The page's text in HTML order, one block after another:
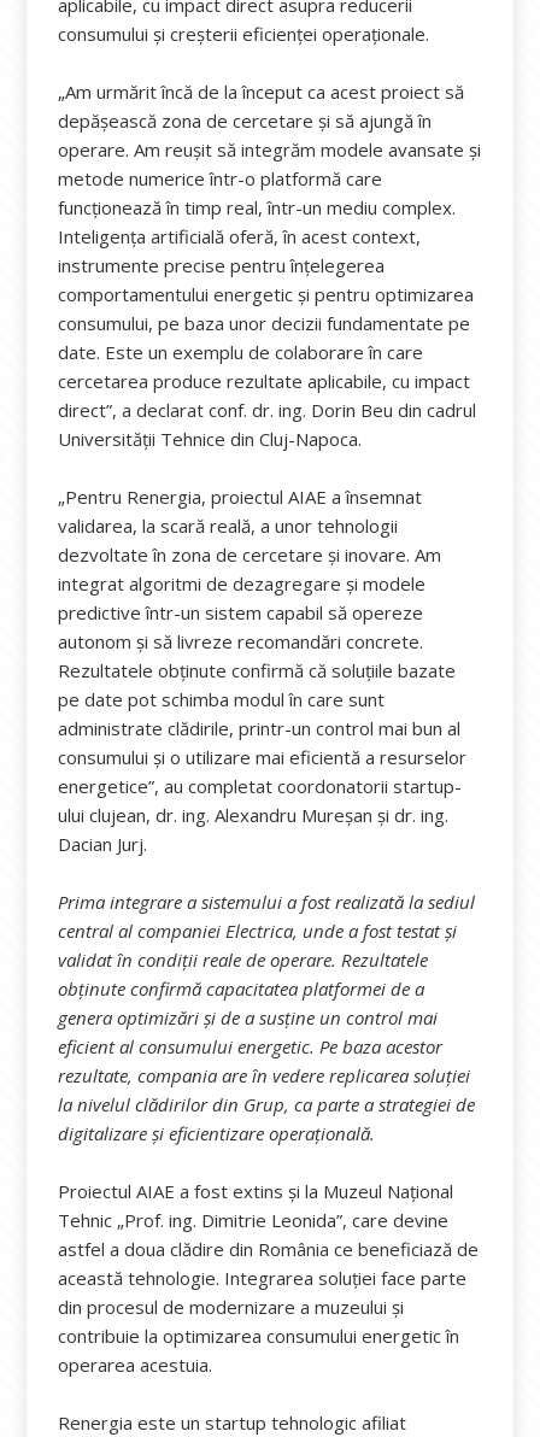
aplicabile, cu impact direct asupra reducerii
consumului și creșterii eficienței operaționale.
„Am urmărit încă de la început ca acest proiect să
depășească zona de cercetare și să ajungă în
operare. Am reușit să integrăm modele avansate și
metode numerice într-o platformă care
funcționează în timp real, într-un mediu complex.
Inteligența artificială oferă, în acest context,
instrumente precise pentru înțelegerea
comportamentului energetic și pentru optimizarea
consumului, pe baza unor decizii fundamentate pe
date. Este un exemplu de colaborare în care
cercetarea produce rezultate aplicabile, cu impact
direct”, a declarat conf. dr. ing. Dorin Beu din cadrul
Universității Tehnice din Cluj-Napoca.
„Pentru Renergia, proiectul AIAE a însemnat
validarea, la scară reală, a unor tehnologii
dezvoltate în zona de cercetare și inovare. Am
integrat algoritmi de dezagregare și modele
predictive într-un sistem capabil să opereze
autonom și să livreze recomandări concrete.
Rezultatele obținute confirmă că soluțiile bazate
pe date pot schimba modul în care sunt
administrate clădirile, printr-un control mai bun al
consumului și o utilizare mai eficientă a resurselor
energetice”, au completat coordonatorii startup-
ului clujean, dr. ing. Alexandru Mureșan și dr. ing.
Dacian Jurj.
Prima integrare a sistemului a fost realizată la sediul
central al companiei Electrica, unde a fost testat și
validat în condiții reale de operare. Rezultatele
obținute confirmă capacitatea platformei de a
genera optimizări și de a susține un control mai
eficient al consumului energetic. Pe baza acestor
rezultate, compania are în vedere replicarea soluției
la nivelul clădirilor din Grup, ca parte a strategiei de
digitalizare și eficientizare operațională.
Proiectul AIAE a fost extins și la Muzeul Național
Tehnic „Prof. ing. Dimitrie Leonida”, care devine
astfel a doua clădire din România ce beneficiază de
această tehnologie. Integrarea soluției face parte
din procesul de modernizare a muzeului și
contribuie la optimizarea consumului energetic în
operarea acestuia.
Renergia este un startup tehnologic afiliat